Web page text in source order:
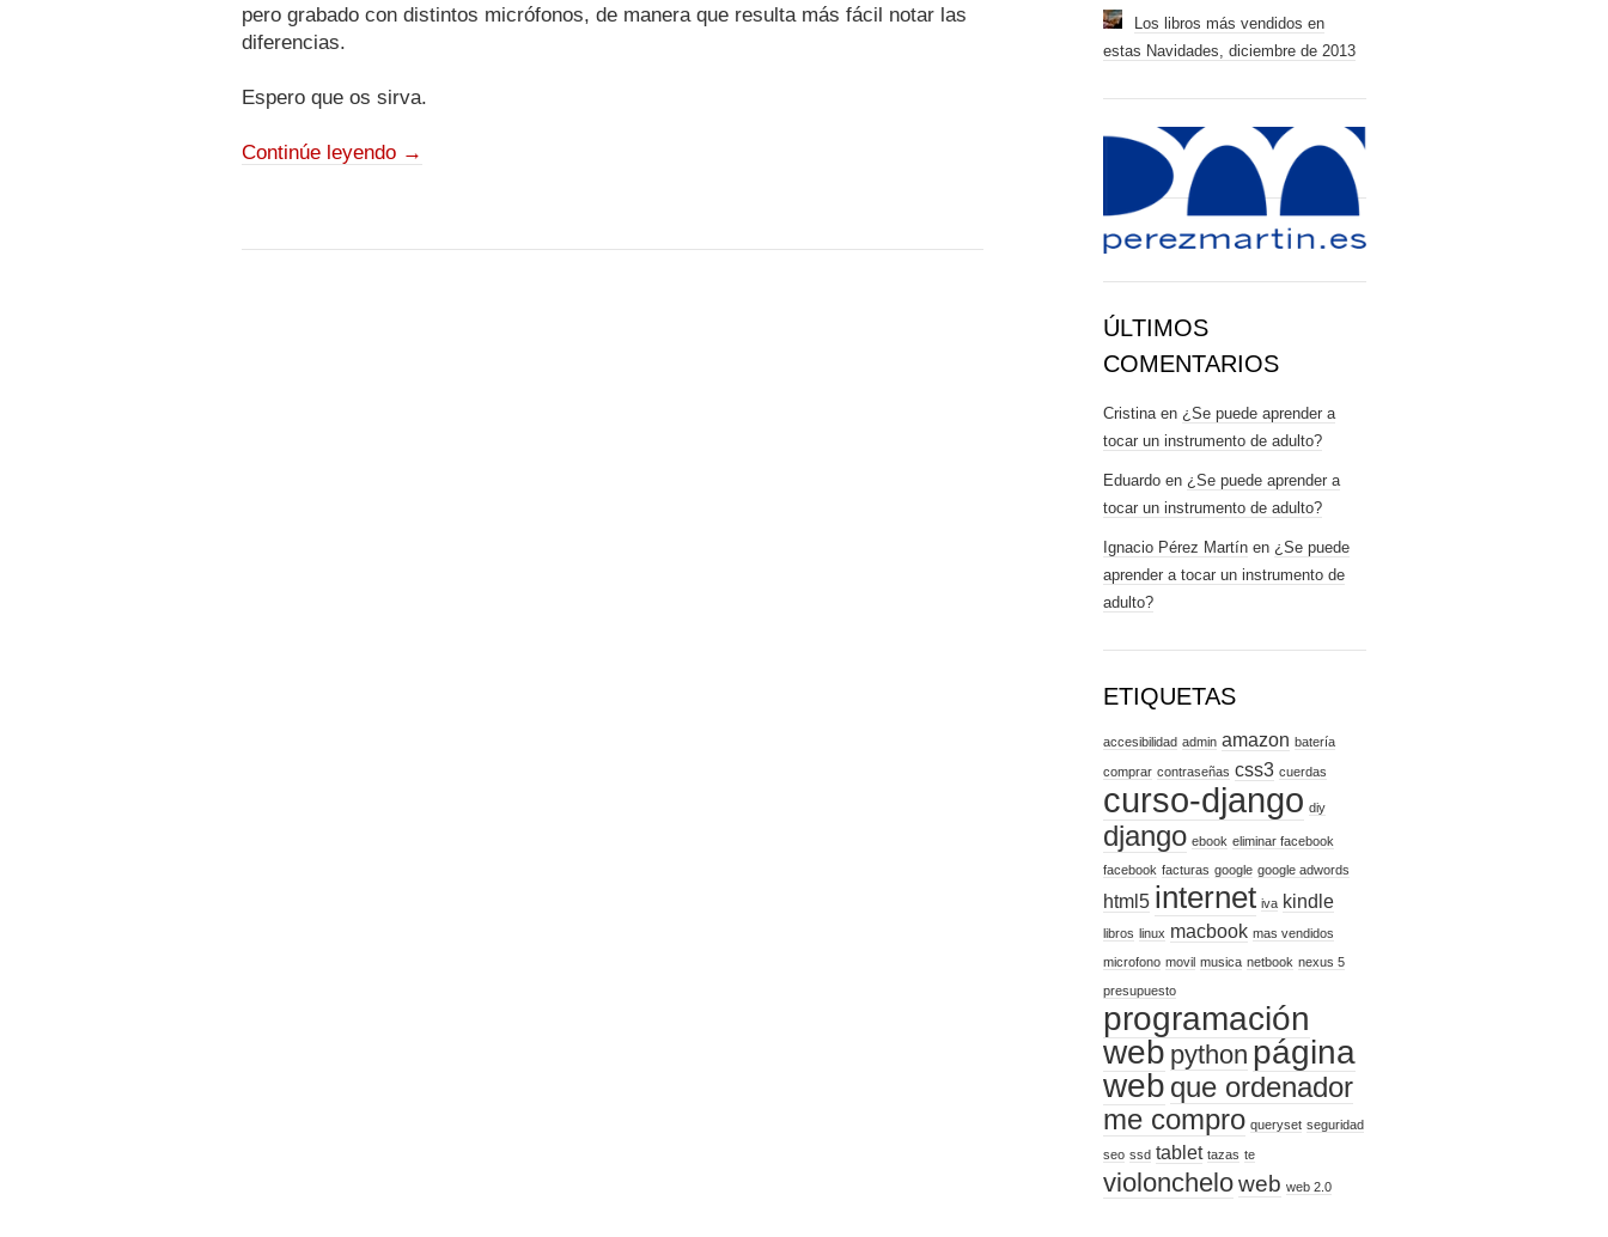
pero grabado con distintos micrófonos, de manera que resulta más fácil notar las
diferencias.
Espero que os sirva.
Continúe leyendo →
Los libros más vendidos en
estas Navidades, diciembre de 2013
ÚLTIMOS
COMENTARIOS
Cristina en ¿Se puede aprender a
tocar un instrumento de adulto?
Eduardo en ¿Se puede aprender a
tocar un instrumento de adulto?
Ignacio Pérez Martín en ¿Se puede
aprender a tocar un instrumento de
adulto?
ETIQUETAS
accesibilidad admin amazon batería
comprar contraseñas css3 cuerdas
curso-django diy
django ebook eliminar facebook
facebook facturas google google adwords
html5 internet iva kindle
libros linux macbook mas vendidos
microfono movil musica netbook nexus 5
presupuesto
programación
web python página
web que ordenador
me compro queryset seguridad
seo ssd tablet tazas te
violoncheloweb web 2.0